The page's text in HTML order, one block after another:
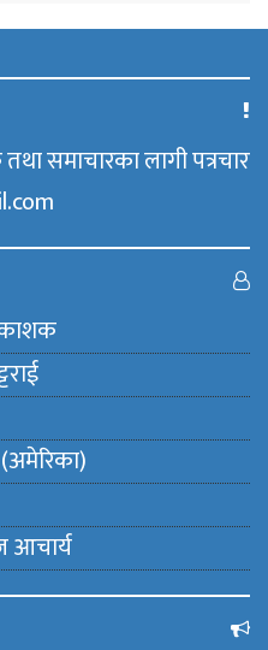
समाचारका लागी पत्रचार
आचार्य